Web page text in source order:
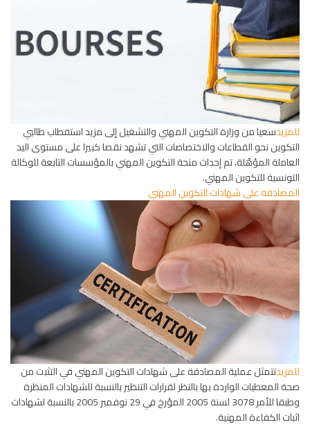
للمزيدسعيا من وزارة التكوين المهني والتشغيل إلى مزيد استقطاب طالبي
التكوين نحو القطاعات والاختصاصات التي تشهد نقصا كبيرا على مستوى اليد
العاملة المؤهّلة، تم إحداث منحة التكوين المهني بالمؤسسات التابعة للوكالة
التونسية للتكوين المهني.
المصادقة على شهادات التكوين المهني
للمزيدتتمثل عملية المصادقة على شهادات التكوين المهني في التثبت من
صحة المعطيات الواردة بها بالنظر لقرارات التنظير بالنسبة للشهادات المنظرة
وطبقا للأمر 3078 لسنة 2005 المؤرخ في 29 نوفمبر 2005 بالنسبة لشهادات
اثبات الكفاءة المهنية.